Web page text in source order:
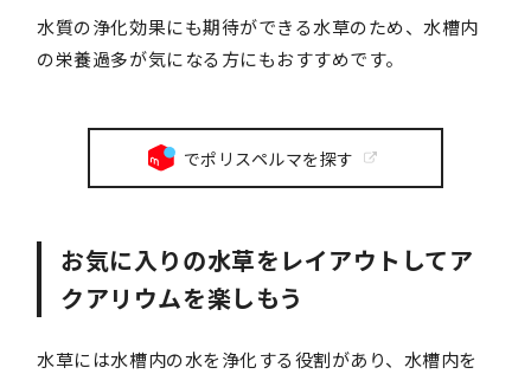
水質の浄化効果にも期待ができる水草のため、水槽内
の栄養過多が気になる方にもおすすめです。
でポリスペルマを探す
お気に入りの水草をレイアウトしてア
クアリウムを楽しもう
水草には水槽内の水を浄化する役割があり、水槽内を